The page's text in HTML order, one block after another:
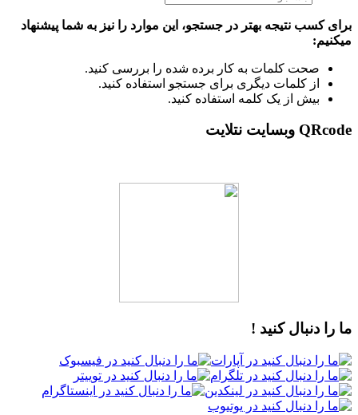
برای کسب نتیجه بهتر در جستجو، این موارد را نیز به شما پیشنهاد
میکنیم:
صحت کلمات به کار برده شده را بررسی کنید.
از کلمات دیگری برای جستجو استفاده کنید.
بیش از یک کلمه استفاده کنید.
QRcode وبسایت نتلایت
ما را دنبال کنید !